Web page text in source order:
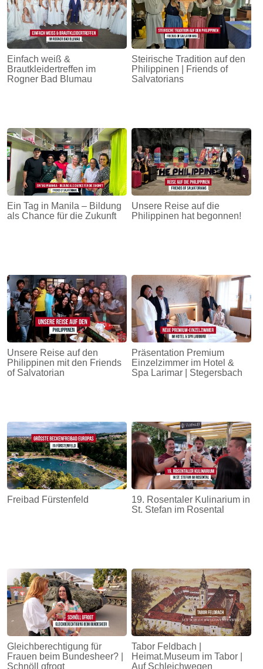
Einfach weiß &
Brautkleidertreffen im
Rogner Bad Blumau
Steirische Tradition auf den
Philippinen | Friends of
Salvatorians
Ein Tag in Manila – Bildung
als Chance für die Zukunft
Unsere Reise auf die
Philippinen hat begonnen!
Unsere Reise auf den
Philippinen mit den Friends
of Salvatorian
Präsentation Premium
Einzelzimmer im Hotel &
Spa Larimar | Stegersbach
Freibad Fürstenfeld
19. Rosentaler Kulinarium in
St. Stefan im Rosental
Gleichberechtigung für
Frauen beim Bundesheer? |
Schnöll gfrogt
Tabor Feldbach |
Heimat.Museum im Tabor |
Auf Schleichwegen